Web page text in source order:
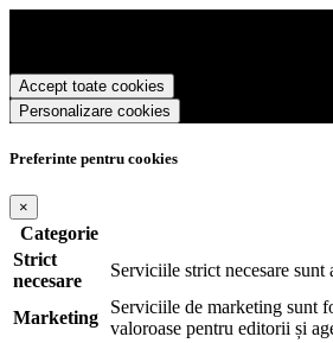
Accept toate cookies
Personalizare cookies
Preferinte pentru cookies
×
Categorie
Strict
necesare
Serviciile strict necesare
Marketing
Serviciile de marketing sunt
valoroase pentru editorii și